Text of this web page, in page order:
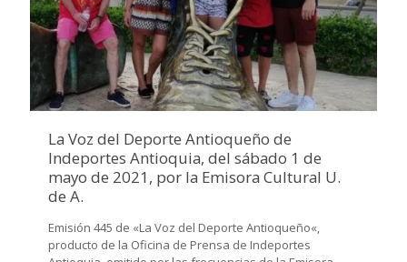
La Voz del Deporte Antioqueño de
Indeportes Antioquia, del sábado 1 de
mayo de 2021, por la Emisora Cultural U.
de A.
Emisión 445 de «La Voz del Deporte Antioqueño«,
producto de la Oficina de Prensa de Indeportes